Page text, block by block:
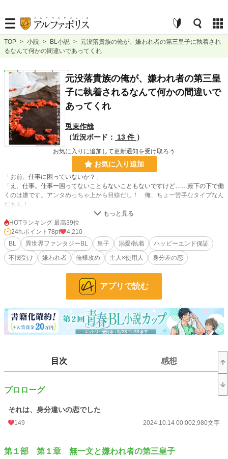
TOP > 小説 > BL小説 > 元没落貴族の俺が、嫌われ者の第三皇子に執着され
るなんて何かの間違いであってくれ
BL 完結 長編 R18 元没落貴族の俺が、嫌われ者の第三皇
子に執着されるなんて何かの間違いで
あってくれ
兎束作哉
（近況ボード：
13 件 ）
お気に入りに追加して更新通知を受け取ろう
お気に入り追加
「お前、仕事に困っていないか？」
「え、仕事。仕事ー困ってないこともないこともないですけど……殿下の下で働
くのは嫌です。アンタめっちゃ上から目線だし！ 俺、ちょー苦手なタイプなん
だもん！」
元貴族のフェイ・シックザールは、貴族の家から金品を持ち出して闇市で売り生
活をしていた家無し無一文。貴族だったころの記憶はおぼろげだが、まともな職
に就くことはしたくない、と変なプライドから盗みを続けていた。そしてある屋
敷に盗みに入るの。だが、そこで初めて盗みがバレ、容姿の整った謎の男につか
まりかけたところ命からがらで逃げだす。
酷い目にあったフェイはその後、帝都で身を隠しながら生活していた。しかしあ
る日、盗みに入った屋敷に住んでいるという嫌われ者の第三皇子、アーベント・
ヴォルガに見つかってしまう。あの夜あった男というのは、皇族……しかも、一
皇族の屋敷に不法侵入した罪で殺される⁉ と思っていたフェイだが、なぜかア
ーベントに人手が足りないから屋敷で働くよう強制されて……？
けれども、アーベントと関わっていく中で、彼が嫌われている理由や、変わって
※俺様皇子攻め×不憫な受けのお話です‼
※◆印の所はR18描写が入っています
※毎日0：00に更新です!!
小説 13,029 位 / 228,863 件
HOTランキング 最高39位
24h.ポイント 78pt
4,210
BL
異世界ファンタジーBL 皇子 溺愛/執着
ハッピーエンド保証
不憫受け
嫌われ者 俺様攻め 主人×使用人 身分差の恋
アプリで読む
目次 感想
プロローグ
それは、身分違いの恋でした
149 2024.10.14 00:002,980文字
第１部 第１章 無一文と嫌われ者の第三皇子